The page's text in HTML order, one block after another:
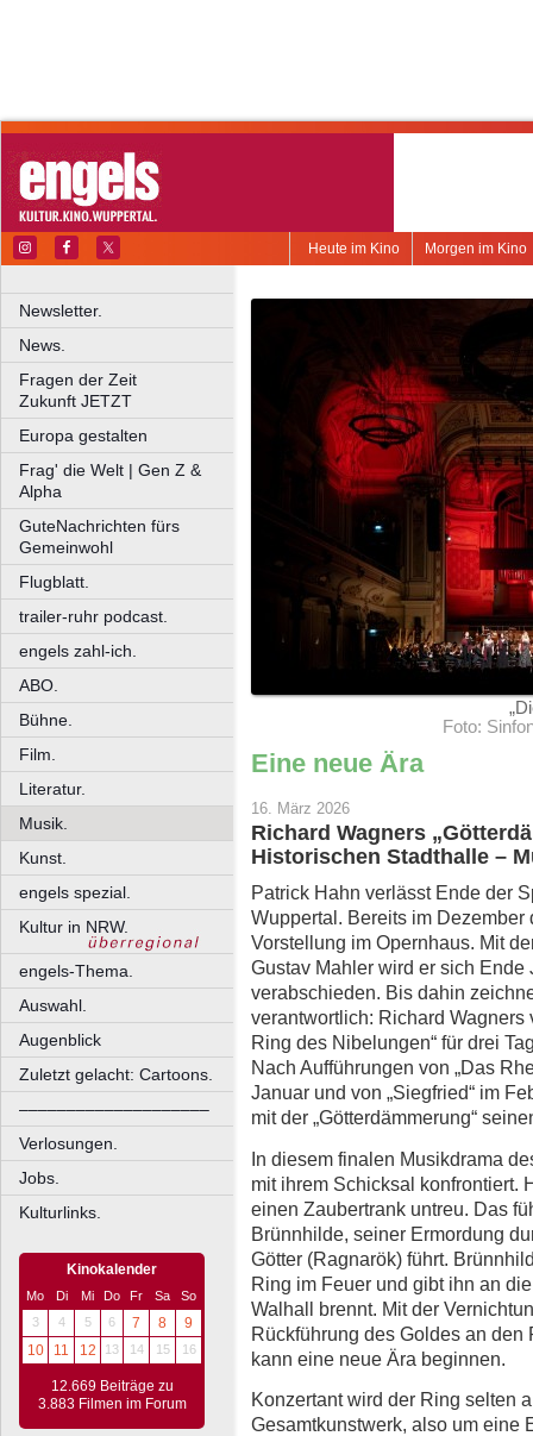
Morgen im Kino
Heute im Kino
Newsletter.
News.
Fragen der Zeit
Zukunft JETZT
Europa gestalten
Frag' die Welt | Gen Z &
Alpha
GuteNachrichten fürs
Gemeinwohl
Flugblatt.
trailer-ruhr podcast.
engels zahl-ich.
ABO.
Bühne.
Film.
Literatur.
Musik.
Kunst.
engels spezial.
Kultur in NRW.
engels-Thema.
Auswahl.
Augenblick
Zuletzt gelacht: Cartoons.
––––––––––––––––––––
Verlosungen.
Jobs.
Kulturlinks.
Kinokalender
Mo Di Mi Do Fr Sa
So
3
4 5 6 7 8
9
10
11 12 13 14 15 16
12.669 Beiträge zu
3.883 Filmen im Forum
Foto:
Eine neue Ära
16. März 2026
Richard Wagners
Historischen Stadthalle –
Patrick Hahn verlässt Ende der
Wuppertal. Bereits im
Vorstellung im Opernhaus. Mit
Gustav Mahler wird er sich
verabschieden. Bis dahin
verantwortlich: Richard
Ring des Nibelungen“ für drei
Nach Aufführungen von „Das
Januar und von „Siegfried“ im
mit der „Götterdämmerung“
In diesem finalen Musikdrama
mit ihrem Schicksal konfrontiert.
einen Zaubertrank untreu. Das
Brünnhilde, seiner Ermordung
Götter (Ragnarök) führt.
Ring im Feuer und gibt ihn an
Walhall brennt. Mit der
Rückführung des Goldes an
kann eine neue Ära beginnen.
Konzertant wird der Ring selten
Gesamtkunstwerk, also um eine